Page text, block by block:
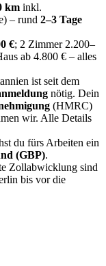
km inkl.
– rund 2–3 Tage
€; 2 Zimmer 2.200–
ab 4.800 € – alles
ist seit dem
nötig. Dein
(HMRC)
wir. Alle Details
du fürs Arbeiten ein
(GBP).
Zollabwicklung sind
bis vor die